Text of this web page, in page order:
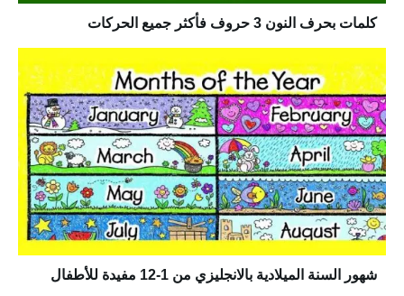
كلمات بحرف النون 3 حروف فأكثر جميع الحركات
شهور السنة الميلادية بالانجليزي من 1-12 مفيدة للأطفال